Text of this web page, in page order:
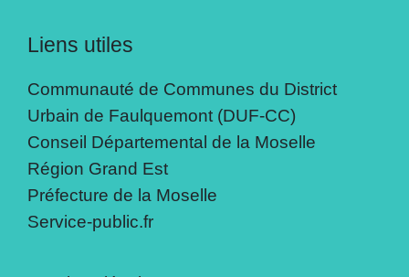
Liens utiles
Communauté de Communes du District
Urbain de Faulquemont (DUF-CC)
Conseil Départemental de la Moselle
Région Grand Est
Préfecture de la Moselle
Service-public.fr